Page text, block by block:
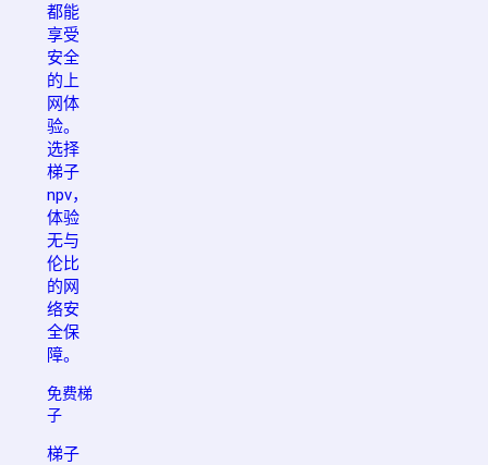
都能
享受
安全
的上
网体
验。
选择
梯子
npv，
体验
无与
伦比
的网
络安
全保
障。
免费梯
子
梯子